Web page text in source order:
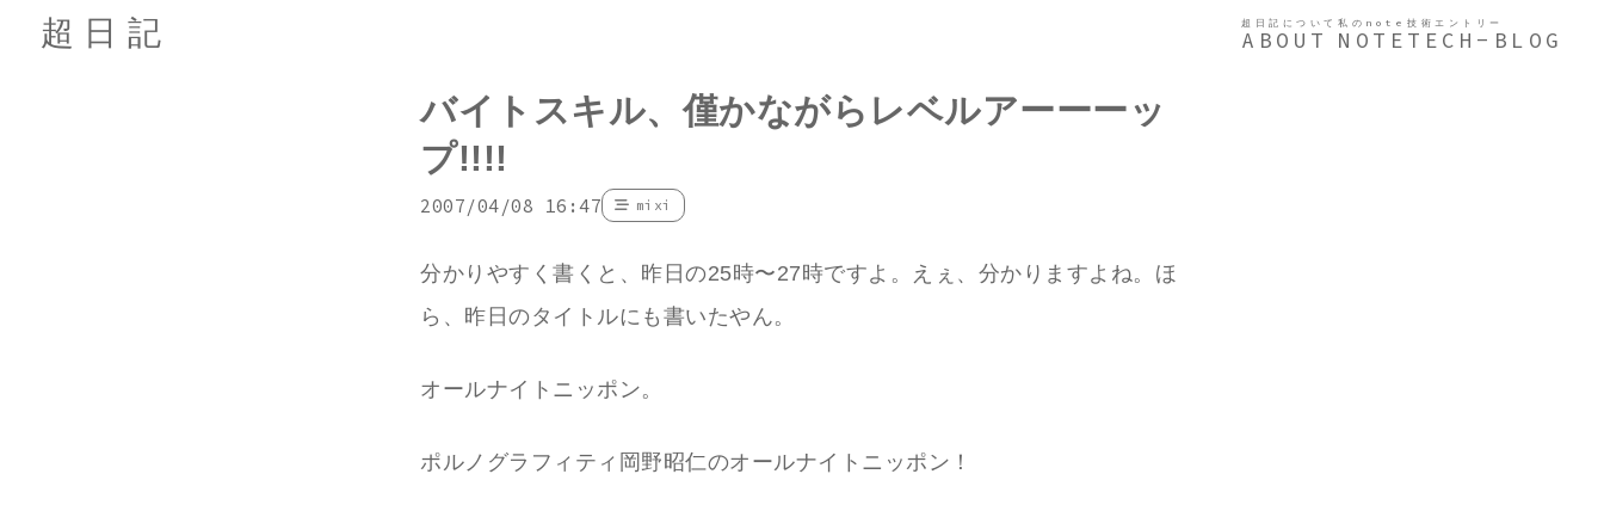
超日記 超日記について
ABOUT
私のnote
NOTE
技術エントリー
TECH-BLOG
バイトスキル、僅かながらレベルアーーーッ
プ!!!!
2007/04/08 16:47 mixi
分かりやすく書くと、昨日の25時〜27時ですよ。えぇ、分かりますよね。ほ
ら、昨日のタイトルにも書いたやん。
オールナイトニッポン。
ポルノグラフィティ岡野昭仁のオールナイトニッポン！